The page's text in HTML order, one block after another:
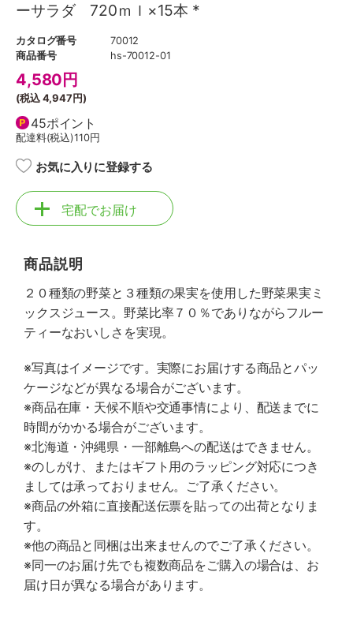
ーサラダ 720ｍｌ×15本 *
カタログ番号
70012
商品番号
hs-70012-01
4,580 円
(税込4,947円)
45ポイント
配達料(税込)110円
お気に入りに登録する
宅配でお届け
商品説明
２０種類の野菜と３種類の果実を使用した野菜果実ミ
ックスジュース。野菜比率７０％でありながらフルー
ティーなおいしさを実現。
※写真はイメージです。実際にお届けする商品とパッ
ケージなどが異なる場合がございます。
※商品在庫・天候不順や交通事情により、配送までに
時間がかかる場合がございます。
※北海道・沖縄県・一部離島への配送はできません。
※のしがけ、またはギフト用のラッピング対応につき
ましては承っておりません。ご了承ください。
※商品の外箱に直接配送伝票を貼っての出荷となりま
す。
※他の商品と同梱は出来ませんのでご了承ください。
※同一のお届け先でも複数商品をご購入の場合は、お
届け日が異なる場合があります。